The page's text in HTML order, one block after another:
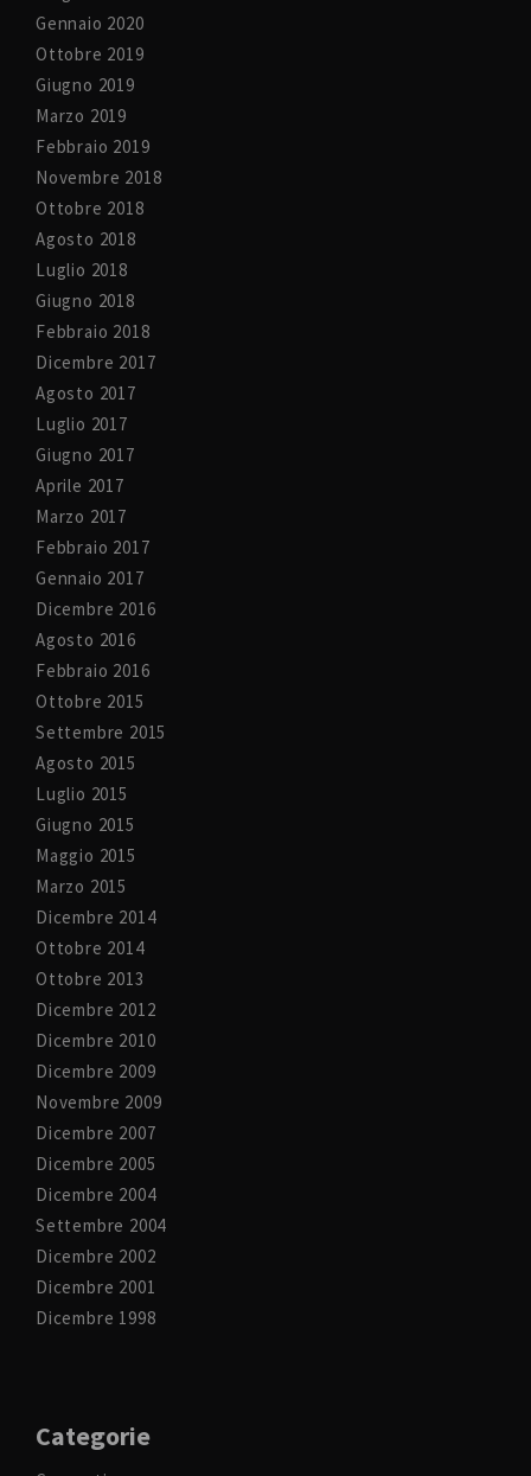
Gennaio 2020
Ottobre 2019
Giugno 2019
Marzo 2019
Febbraio 2019
Novembre 2018
Ottobre 2018
Agosto 2018
Luglio 2018
Giugno 2018
Febbraio 2018
Dicembre 2017
Agosto 2017
Luglio 2017
Giugno 2017
Aprile 2017
Marzo 2017
Febbraio 2017
Gennaio 2017
Dicembre 2016
Agosto 2016
Febbraio 2016
Ottobre 2015
Settembre 2015
Agosto 2015
Luglio 2015
Giugno 2015
Maggio 2015
Marzo 2015
Dicembre 2014
Ottobre 2014
Ottobre 2013
Dicembre 2012
Dicembre 2010
Dicembre 2009
Novembre 2009
Dicembre 2007
Dicembre 2005
Dicembre 2004
Settembre 2004
Dicembre 2002
Dicembre 2001
Dicembre 1998
Categorie